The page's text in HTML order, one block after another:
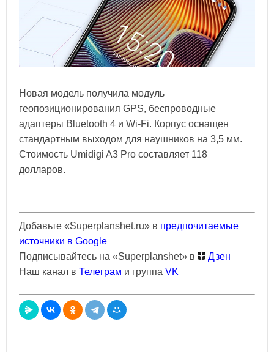
Новая модель получила модуль
геопозиционирования GPS, беспроводные
адаптеры Bluetooth 4 и Wi-Fi. Корпус оснащен
стандартным выходом для наушников на 3,5 мм.
Стоимость Umidigi A3 Pro составляет 118
долларов.
Добавьте «Superplanshet.ru» в предпочитаемые
источники в Google
Подписывайтесь на «Superplanshet» в
Дзен
Наш канал в Телеграм и группа VK